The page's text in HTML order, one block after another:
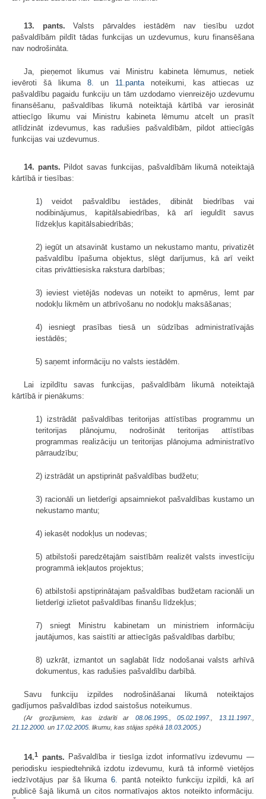
13. pants. Valsts pārvaldes iestādēm nav tiesību uzdot
pašvaldībām pildīt tādas funkcijas un uzdevumus, kuru finansēšana
nav nodrošināta.
Ja, pieņemot likumus vai Ministru kabineta lēmumus, netiek
ievēroti šā likuma 8. un 11.pantanoteikumi, kas attiecas uz
pašvaldību pagaidu funkciju un tām uzdodamo vienreizējo uzdevumu
finansēšanu, pašvaldības likumā noteiktajā kārtībā var ierosināt
attiecīgo likumu vai Ministru kabineta lēmumu atcelt un prasīt
atlīdzināt izdevumus, kas radušies pašvaldībām, pildot attiecīgās
funkcijas vai uzdevumus.
14. pants. Pildot savas funkcijas, pašvaldībām likumā noteiktajā
kārtībā ir tiesības:
1) veidot pašvaldību iestādes, dibināt biedrības vai
nodibinājumus, kapitālsabiedrības, kā arī ieguldīt savus
līdzekļus kapitālsabiedrībās;
2) iegūt un atsavināt kustamo un nekustamo mantu, privatizēt
pašvaldību īpašuma objektus, slēgt darījumus, kā arī veikt
citas privāttiesiska rakstura darbības;
3) ieviest vietējās nodevas un noteikt to apmērus, lemt par
nodokļu likmēm un atbrīvošanu no nodokļu maksāšanas;
4) iesniegt prasības tiesā un sūdzības administratīvajās
iestādēs;
5) saņemt informāciju no valsts iestādēm.
Lai izpildītu savas funkcijas, pašvaldībām likumā noteiktajā
kārtībā ir pienākums:
1) izstrādāt pašvaldības teritorijas attīstības programmu un
teritorijas plānojumu, nodrošināt teritorijas attīstības
programmas realizāciju un teritorijas plānojuma administratīvo
pārraudzību;
2) izstrādāt un apstiprināt pašvaldības budžetu;
3) racionāli un lietderīgi apsaimniekot pašvaldības kustamo un
nekustamo mantu;
4) iekasēt nodokļus un nodevas;
5) atbilstoši paredzētajām saistībām realizēt valsts investīciju
programmā iekļautos projektus;
6) atbilstoši apstiprinātajam pašvaldības budžetam racionāli un
lietderīgi izlietot pašvaldības finanšu līdzekļus;
7) sniegt Ministru kabinetam un ministriem informāciju
jautājumos, kas saistīti ar attiecīgās pašvaldības darbību;
8) uzkrāt, izmantot un saglabāt līdz nodošanai valsts arhīvā
dokumentus, kas radušies pašvaldību darbībā.
Savu funkciju izpildes nodrošināšanai likumā noteiktajos
gadījumos pašvaldības izdod saistošus noteikumus.
(Ar grozījumiem, kas izdarīti ar 08.06.1995.,05.02.1997.,13.11.1997.,
21.12.2000. un 17.02.2005. likumu, kas stājas spēkā 18.03.2005.)
14.1 pants. Pašvaldība ir tiesīga izdot informatīvu izdevumu —
periodisku iespiedtehnikā izdotu izdevumu, kurā tā informē vietējos
iedzīvotājus par šā likuma6.
pantā noteikto funkciju izpildi, kā arī
publicē šajā likumā un citos normatīvajos aktos noteikto informāciju.